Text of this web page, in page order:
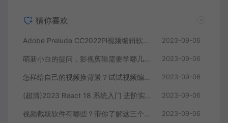
猜你喜欢
Adobe Prelude CC2022Pl视频编辑软件中文直装版 2023-09-06
萌新小白的提问，影视剪辑需要学哪几个软件？ 2023-09-06
怎样给自己的视频换背景？试试视频编辑软件 2023-09-06
(超清)2023 React 18 系统入门 进阶实战《欢乐购》 2023-09-06
视频截取软件有哪些？带你了解这三个视频编辑软件 2023-09-06